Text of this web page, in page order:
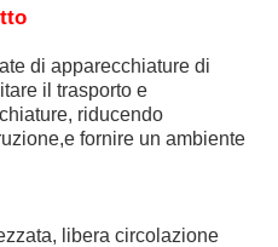
di apparecchiature di
il trasporto e
riducendo
fornire un ambiente
libera circolazione